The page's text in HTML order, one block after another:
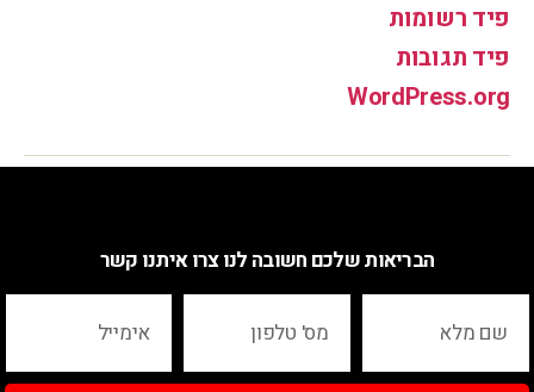
פיד רשומות
פיד תגובות
WordPress.org
הבריאות שלכם חשובה לנו צרו איתנו קשר